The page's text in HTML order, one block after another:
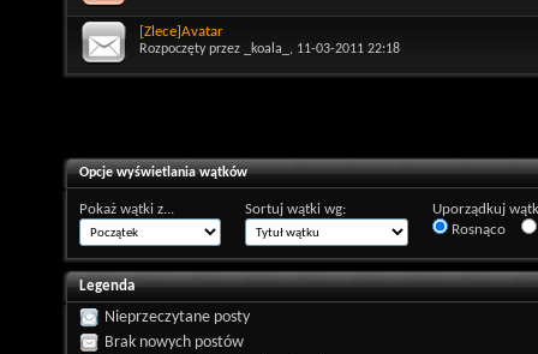
[Zlece]Avatar
Rozpoczęty przez _koala_ , 11-03-2011 22:18
Opcje wyświetlania wątków
Pokaż wątki z... Sortuj wątki wg:
Uporządkuj
Rosnąco
Legenda
Nieprzeczytane posty
Brak nowych postów